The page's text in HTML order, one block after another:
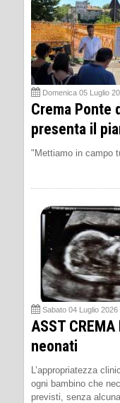
Domenica 05 Luglio
Crema Ponte
presenta il
"Mettiamo in campo
Sabato 04 Luglio 2026
ASST
neonati
L’appropriatezza
ogni bambino che
previsti, senza